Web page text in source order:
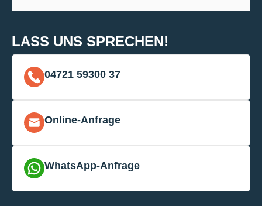
LASS UNS SPRECHEN!
04721 59300 37
Online-Anfrage
WhatsApp-Anfrage